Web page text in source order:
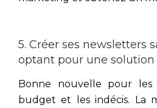
5. Créer ses newsletters
optant pour une
Bonne nouvelle pour les
budget et les indécis. La